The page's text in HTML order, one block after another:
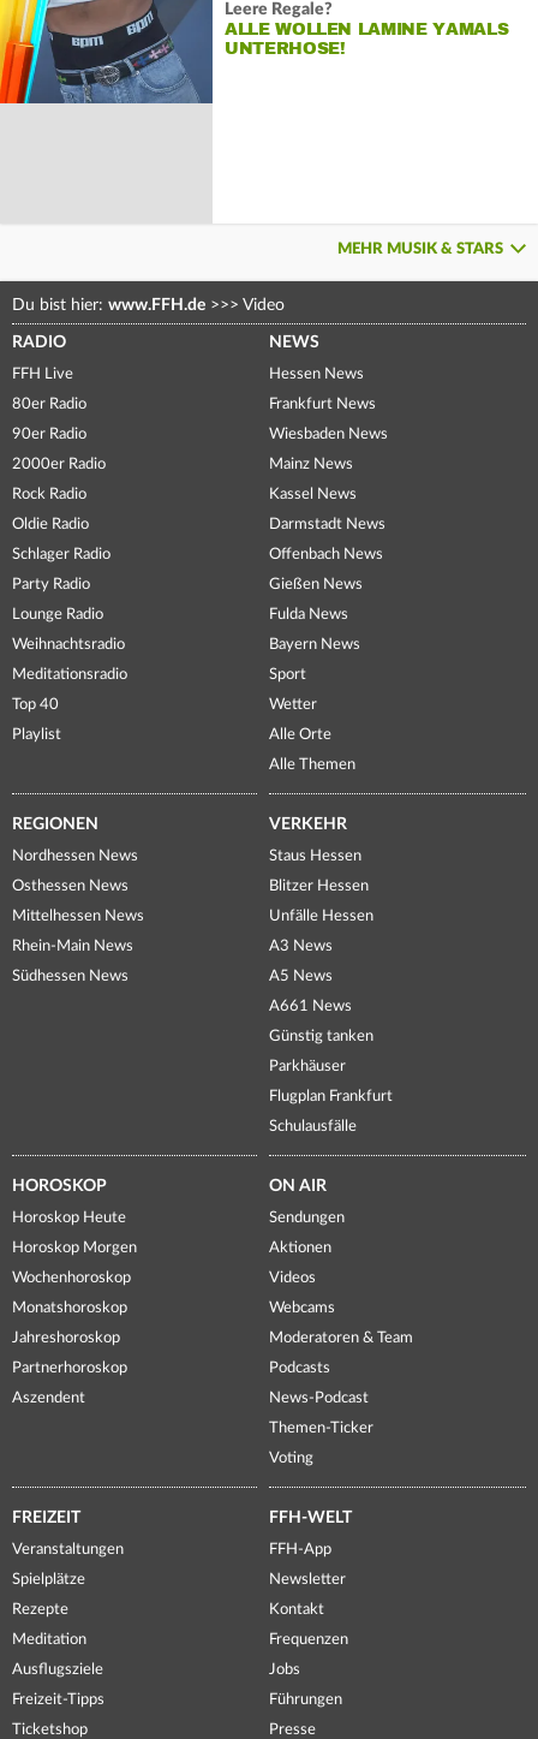
Leere Regale?
ALLE WOLLEN LAMINE YAMALS
UNTERHOSE!
MEHR MUSIK & STARS
Du bist hier: www.FFH.de >>> Video
RADIO
FFH Live
80er Radio
90er Radio
2000er Radio
Rock Radio
Oldie Radio
Schlager Radio
Party Radio
Lounge Radio
Weihnachtsradio
Meditationsradio
Top 40
Playlist
NEWS
Hessen News
Frankfurt News
Wiesbaden News
Mainz News
Kassel News
Darmstadt News
Offenbach News
Gießen News
Fulda News
Bayern News
Sport
Wetter
Alle Orte
Alle Themen
REGIONEN
Nordhessen News
Osthessen News
Mittelhessen News
Rhein-Main News
Südhessen News
VERKEHR
Staus Hessen
Blitzer Hessen
Unfälle Hessen
A3 News
A5 News
A661 News
Günstig tanken
Parkhäuser
Flugplan Frankfurt
Schulausfälle
HOROSKOP
Horoskop Heute
Horoskop Morgen
Wochenhoroskop
Monatshoroskop
Jahreshoroskop
Partnerhoroskop
Aszendent
ON AIR
Sendungen
Aktionen
Videos
Webcams
Moderatoren & Team
Podcasts
News-Podcast
Themen-Ticker
Voting
FREIZEIT
Veranstaltungen
Spielplätze
Rezepte
Meditation
Ausflugsziele
Freizeit-Tipps
Ticketshop
FFH-WELT
FFH-App
Newsletter
Kontakt
Frequenzen
Jobs
Führungen
Presse